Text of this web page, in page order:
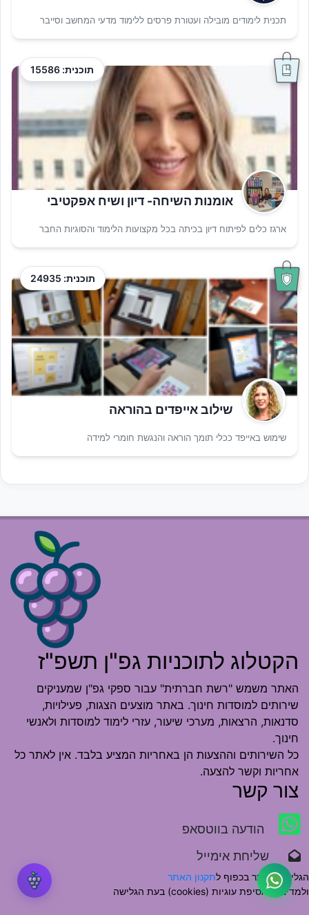
תכנית לימודים מובילה ועטורת פרסים ללימוד מדעי המחשב וסייבר
תוכנית: 15586
אומנות השיחה- דיון ושיח אפקטיבי
ארגז כלים לפיתוח דיון בכיתה בכל מקצועות הלימוד והסוגיות החבר
תוכנית: 24935
שילוב אייפדים בהוראה
שימוש באייפד ככלי תומך הוראה והנגשת חומרי למידה
הקטלוג לתוכניות גפ"ן תשפ"ז
האתר משמש "רשת חברתית" עבור ספקי גפ"ן שמעניקים
שירותים למוסדות חינוך. באתר מוצעים הצגות, פעילויות,
סדנאות, הרצאות, מערכי שיעור, עזרי לימוד למוסדות ולאנשי
חינוך.
כל השירותים וההצעות הן באחריות המציע בלבד. אין לאתר כל
אחריות וקשר להצעה.
צור קשר
הודעה בווטסאפ
שליחת אימייל
הגלישה באתר בכפוף לתקנון האתר
ולמדיניות אסיפת עוגיות (cookies) בעת הגלישה